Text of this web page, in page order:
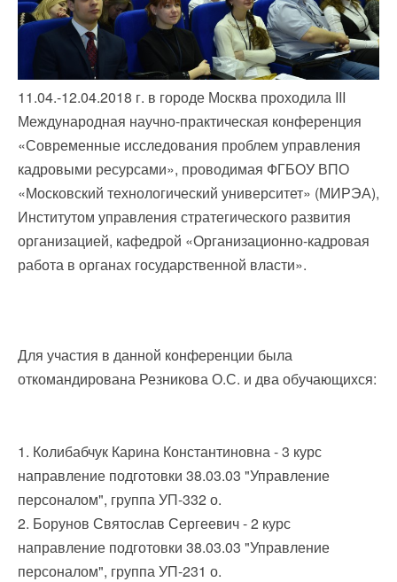
11.04.-12.04.2018 г. в городе Москва проходила III
Международная научно-практическая конференция
«Современные исследования проблем управления
кадровыми ресурсами», проводимая ФГБОУ ВПО
«Московский технологический университет» (МИРЭА),
Институтом управления стратегического развития
организацией, кафедрой «Организационно-кадровая
работа в органах государственной власти».
Для участия в данной конференции была
откомандирована Резникова О.С. и два обучающихся:
1. Колибабчук Карина Константиновна - 3 курс
направление подготовки 38.03.03 "Управление
персоналом", группа УП-332 о.
2. Борунов Святослав Сергеевич - 2 курс
направление подготовки 38.03.03 "Управление
персоналом", группа УП-231 о.